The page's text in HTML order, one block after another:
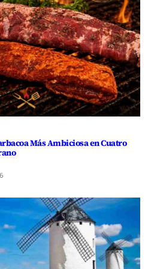
Más Ambiciosa en Cuatro